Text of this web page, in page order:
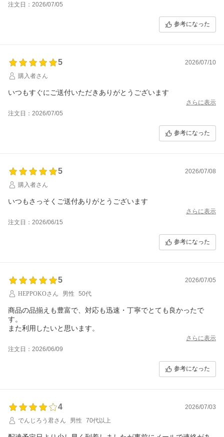
注文日：2026/07/05
参考になった
5
2026/07/10
購入者さん
いつもすぐにご送付いただきありがとうございます
さらに表示
注文日：2026/07/05
参考になった
5
2026/07/08
購入者さん
いつもさっそくご送付ありがとうございます
さらに表示
注文日：2026/06/15
参考になった
5
2026/07/05
HEPPOKOさん
男性 50代
商品の品揃えも豊富で、対応も迅速・丁寧でとても良かったで
す。
また利用したいと思います。
さらに表示
注文日：2026/06/09
参考になった
4
2026/07/03
でんじろう君さん
男性 70代以上